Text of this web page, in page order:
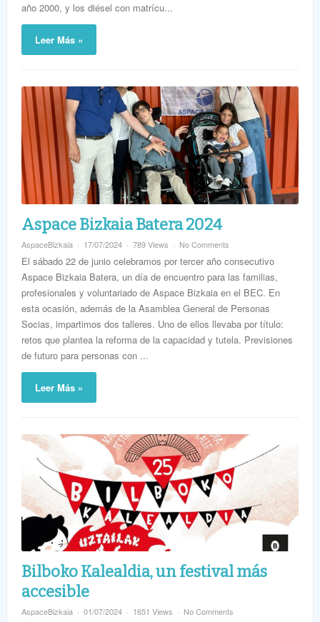
año 2000, y los diésel con matrícu...
Leer Más »
Aspace Bizkaia Batera 2024
AspaceBizkaia 17/07/2024 789 Views No Comments
El sábado 22 de junio celebramos por tercer año consecutivo
Aspace Bizkaia Batera, un día de encuentro para las familias,
profesionales y voluntariado de Aspace Bizkaia en el BEC. En
esta ocasión, además de la Asamblea General de Personas
Socias, impartimos dos talleres. Uno de ellos llevaba por título:
retos que plantea la reforma de la capacidad y tutela. Previsiones
de futuro para personas con ...
Leer Más »
Bilboko Kalealdia, un festival más
accesible
AspaceBizkaia 01/07/2024 1651 Views No Comments